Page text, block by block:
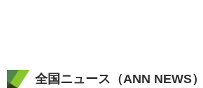
全国ニュース（ANN NEWS）